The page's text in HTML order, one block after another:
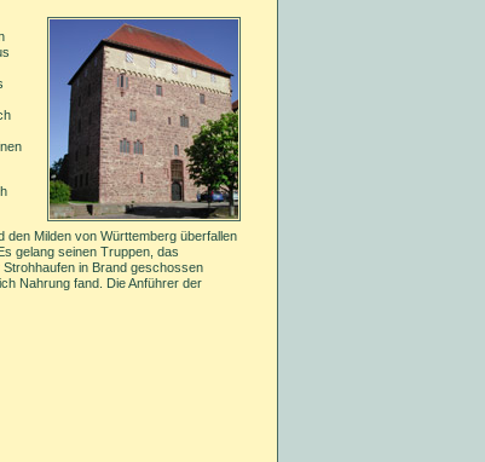
den Milden von Württemberg überfallen
gelang seinen Truppen, das
in Brand geschossen
Nahrung fand. Die Anführer der